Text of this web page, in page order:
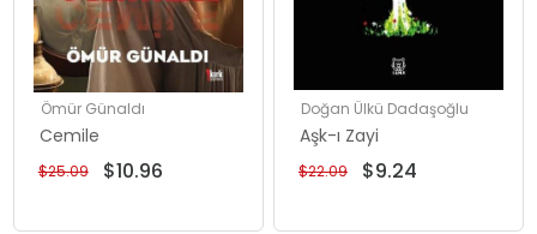
Ömür Günaldı
Cemile
$10.96
$25.09
Doğan Ülkü Dadaşoğlu
Aşk-ı Zayi
$9.24
$22.09